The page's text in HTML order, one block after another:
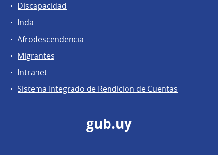
Discapacidad
Inda
Afrodescendencia
Migrantes
Intranet
Sistema Integrado de Rendición de Cuentas
gub.uy